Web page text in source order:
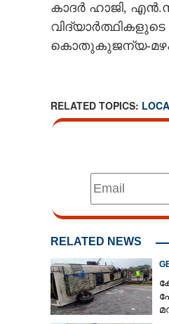
കാദർ ഹാജി,
കൊതുകുജന്യ-
RELATED TOPICS:
RELATED NEWS